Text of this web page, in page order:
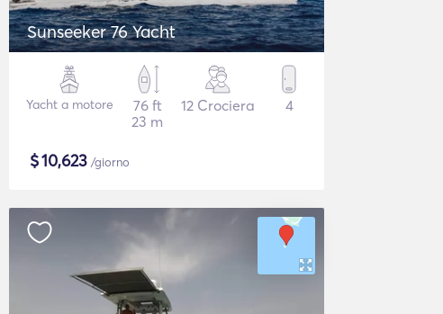
Sunseeker 76 Yacht
Yacht a motore
76 ft
23 m
12 Crociera 4
$10,623 /giorno